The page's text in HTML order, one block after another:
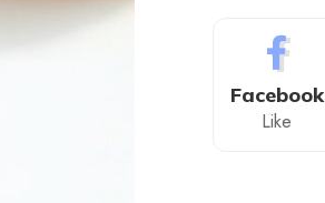
Facebook
Like